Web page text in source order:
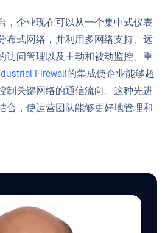
，企业现在可以从一个集中式仪表
布式网络，并利用多网络支持、远
访问管理以及主动和被动监控。重
Firewall的集成使企业能够超
制关键网络的通信流向。这种先进
合，使运营团队能够更好地管理和